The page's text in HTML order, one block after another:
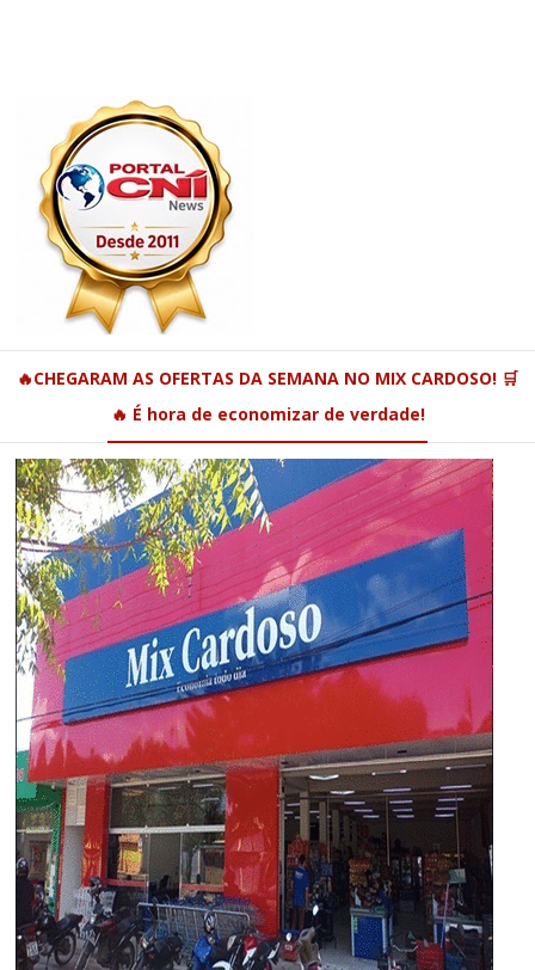
🔥CHEGARAM AS OFERTAS DA SEMANA NO MIX CARDOSO! 🛒
🔥 É hora de economizar de verdade!